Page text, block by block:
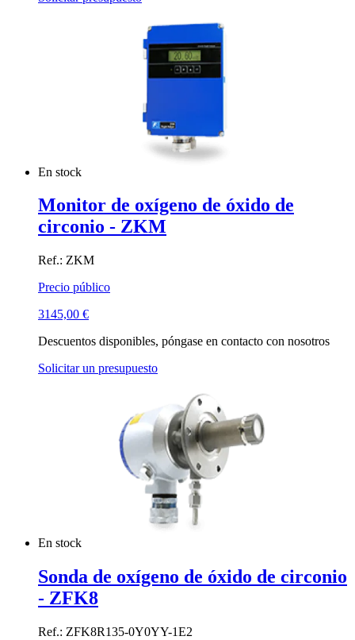
En stock
Monitor de oxígeno de óxido de
circonio - ZKM
Ref.: ZKM
Precio público
3145,00 €
Descuentos disponibles, póngase en contacto con nosotros
Solicitar un presupuesto
En stock
Sonda de oxígeno de óxido de circonio
- ZFK8
Ref.: ZFK8R135-0Y0YY-1E2